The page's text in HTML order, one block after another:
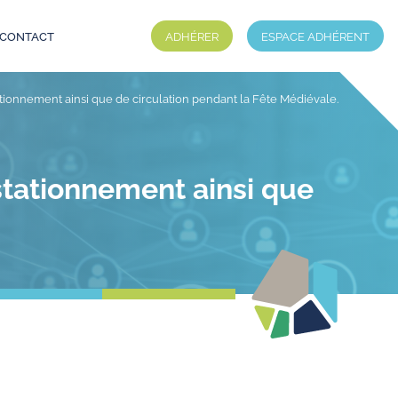
ADHÉRER ESPACE ADHÉRENT
ainsi que de circulation pendant la Fête Médiévale.
ainsi que